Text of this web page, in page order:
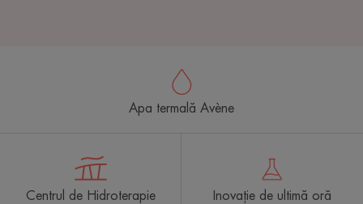
Apa termală Avène
Centrul de Hidroterapie
Inovație de ultimă oră